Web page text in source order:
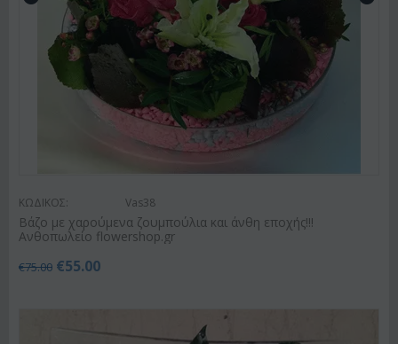
ΚΩΔΙΚΟΣ: Vas38
Βάζο με χαρούμενα ζουμπούλια και άνθη εποχής!!!
Ανθοπωλείο flowershop.gr
€75.00 €55.00